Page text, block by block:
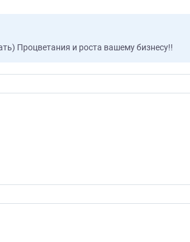
Процветания и роста вашему бизнесу!!